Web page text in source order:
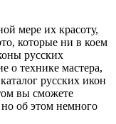
мере их красоту,
которые ни в коем
русских
о технике мастера,
русских икон
вы сможете
об этом немного